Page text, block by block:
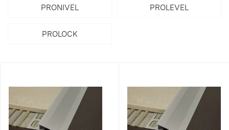
PRONIVEL PROLEVEL
PROLOCK